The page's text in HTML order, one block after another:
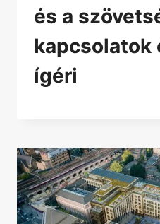
és a
kapcsolatok
ígéri